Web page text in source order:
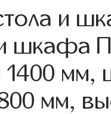
и
шкафа
1400
мм,